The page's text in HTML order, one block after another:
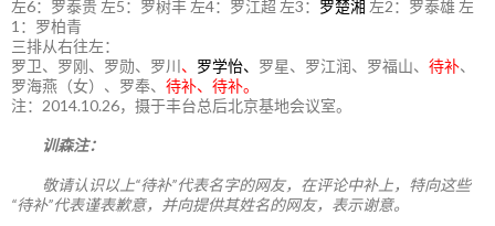
左6：罗泰贵 左5：罗树丰 左4：罗江超 左3： 罗楚湘 左2：罗泰雄 左
1：罗柏青
三排从右往左：
罗卫、罗刚、罗勋、罗川 、 罗学怡、 罗星、罗江润、罗福山、 待补、
罗海燕（女）、罗奉、 待补、待补。
注：2014.10.26，摄于丰台总后北京基地会议室。
训森注：
敬请认识以上“待补”代表名字的网友，在评论中补上，特向这些
“待补”代表谨表歉意，并向提供其姓名的网友，表示谢意。